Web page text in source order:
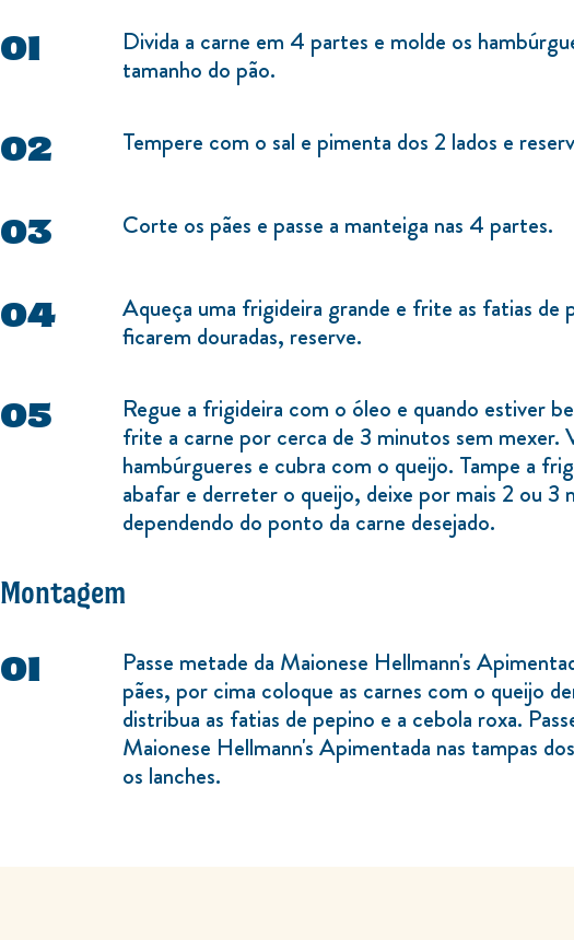
Divida a carne em 4 partes e molde os
tamanho do pão.
Tempere com o sal e pimenta dos 2 lados e
Corte os pães e passe a manteiga nas 4 partes.
Aqueça uma frigideira grande e frite as fatias de
ficarem douradas, reserve.
Regue a frigideira com o óleo e quando estiver
frite a carne por cerca de 3 minutos sem mexer.
hambúrgueres e cubra com o queijo. Tampe a
abafar e derreter o queijo, deixe por mais 2 ou 3
dependendo do ponto da carne desejado.
Montagem
Passe metade da Maionese Hellmann's
pães, por cima coloque as carnes com o queijo
distribua as fatias de pepino e a cebola roxa.
Maionese Hellmann's Apimentada nas tampas
os lanches.